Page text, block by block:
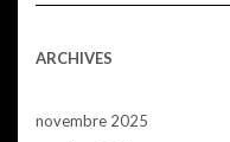
ARCHIVES
novembre 2025